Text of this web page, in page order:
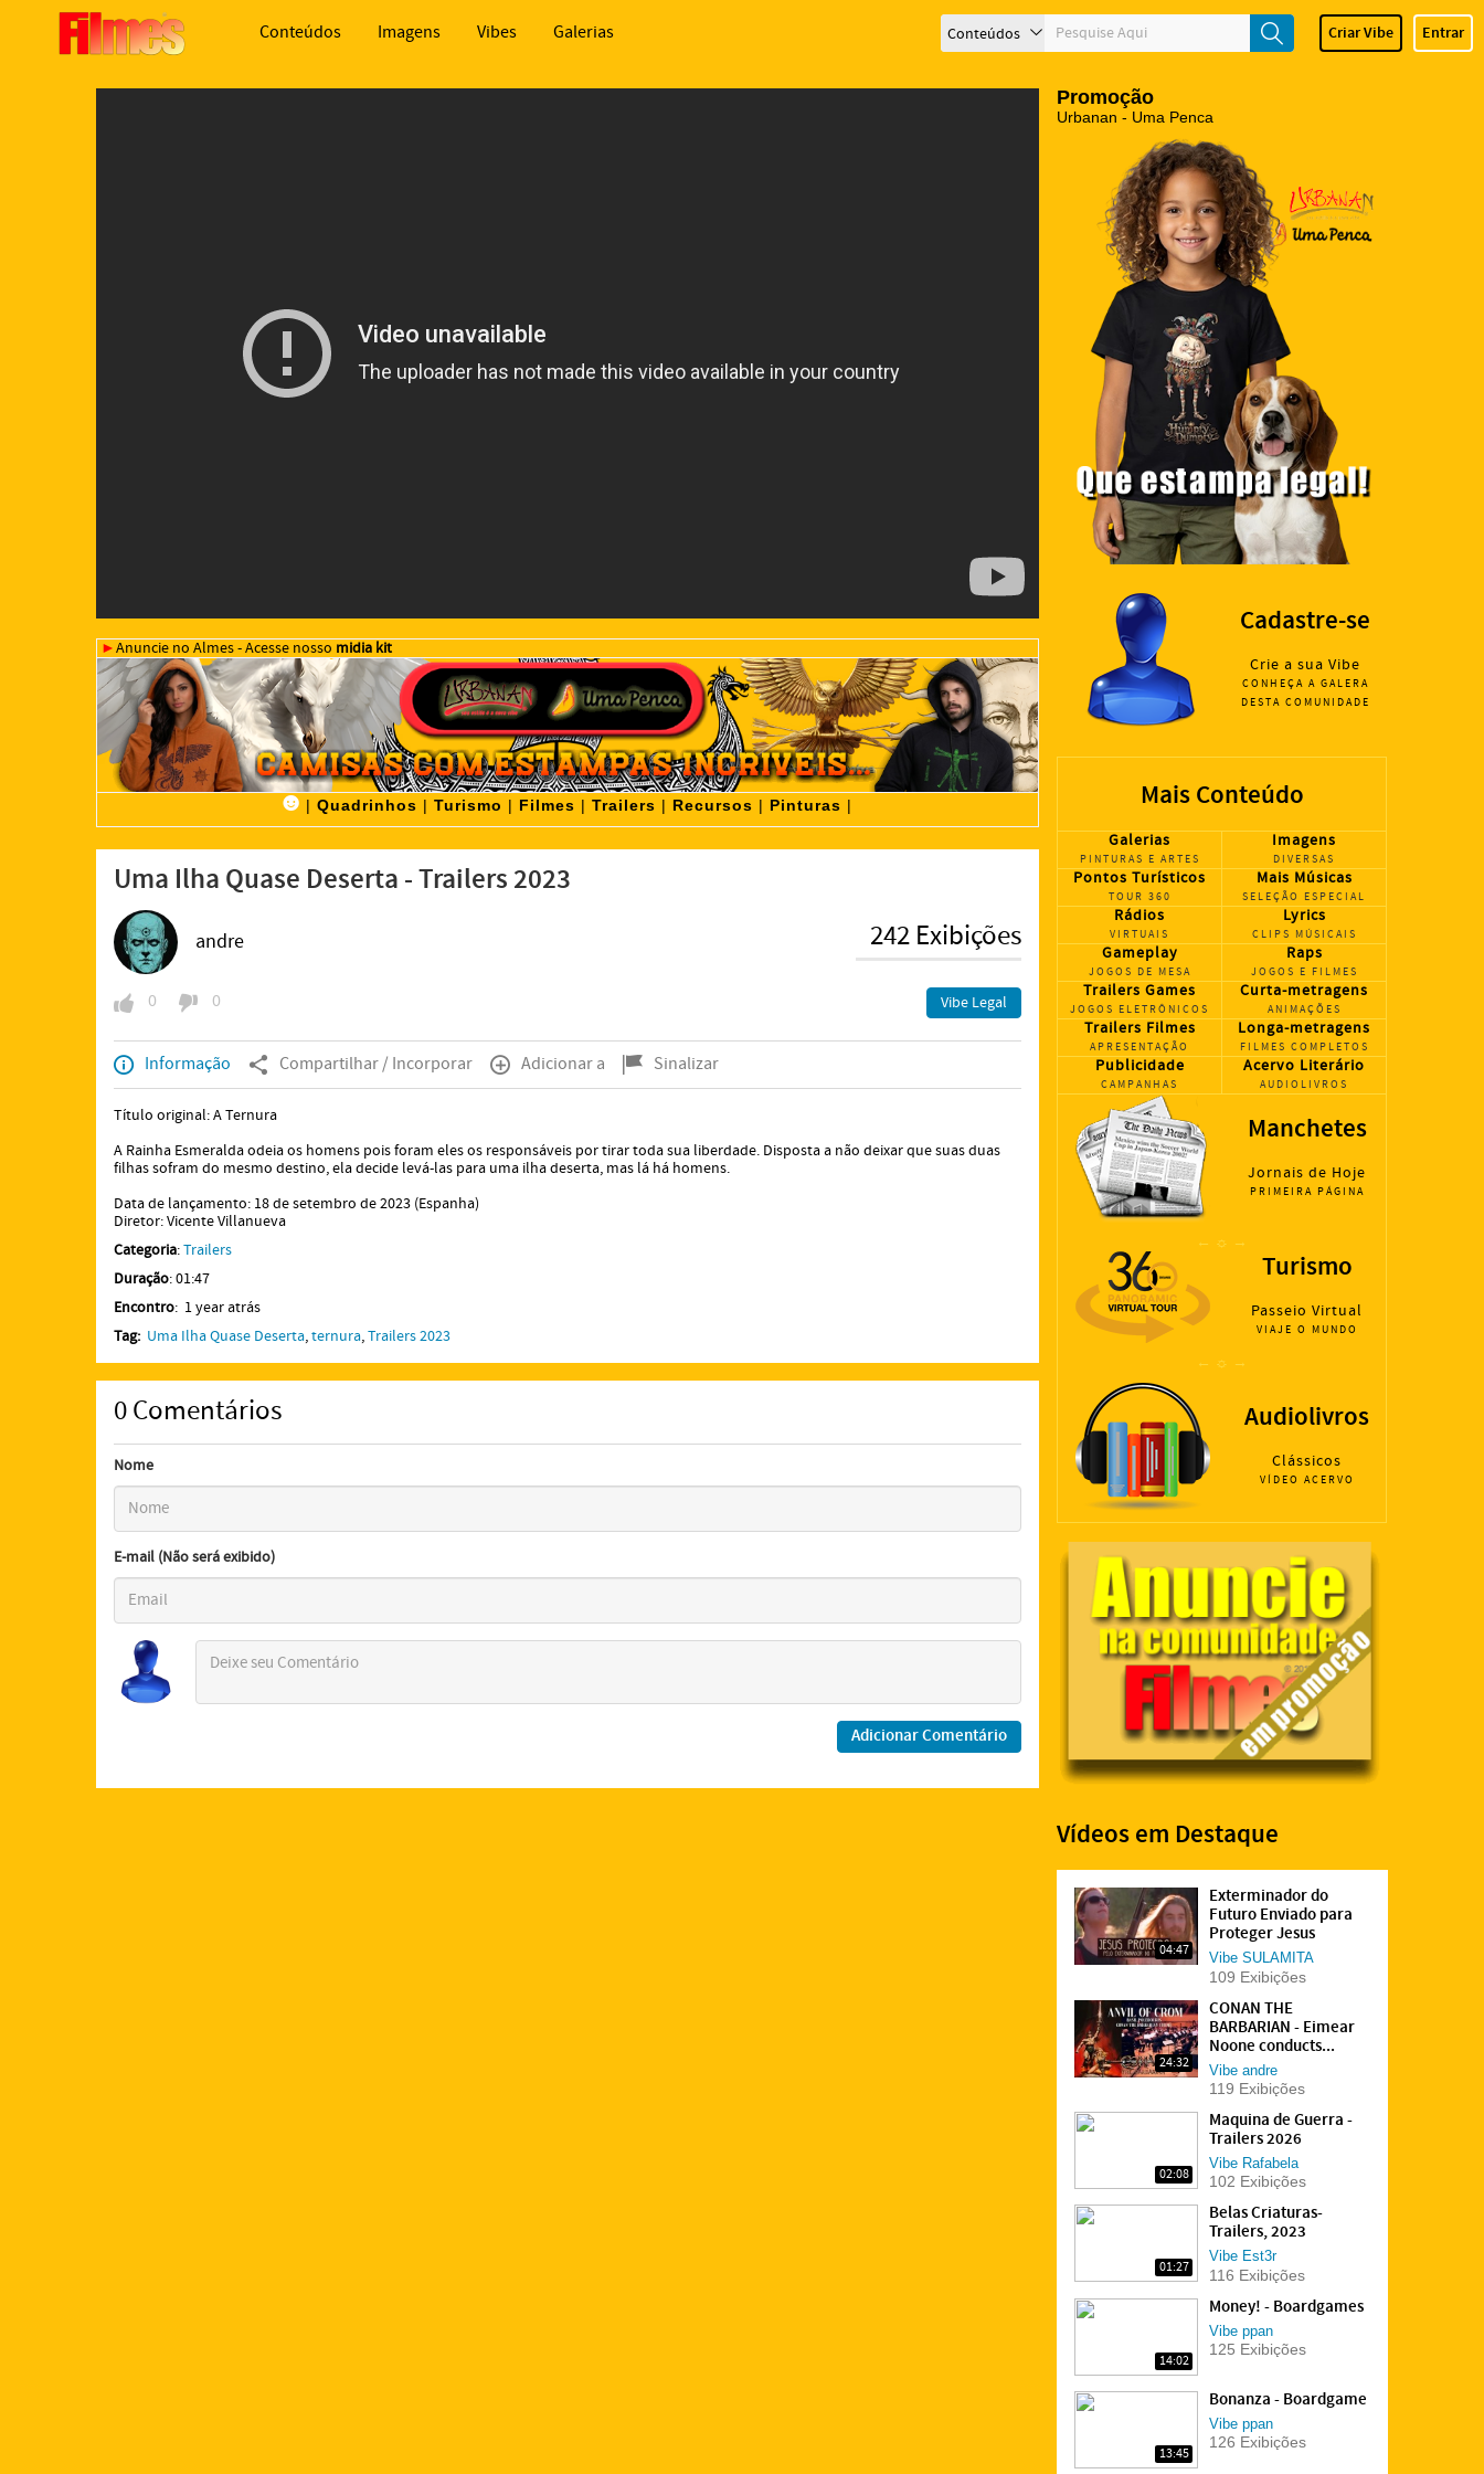
Conteúdos Imagens Vibes Galerias Conteúdos Criar Vibe Entrar
►Anuncie no Almes - Acesse nosso midia kit
☻| Quadrinhos | Turismo | Filmes | Trailers | Recursos | Pinturas |
Uma Ilha Quase Deserta - Trailers 2023
andre 242 Exibições
0 0 Vibe Legal
Informação Compartilhar / Incorporar Adicionar a Sinalizar
Título original: A Ternura
A Rainha Esmeralda odeia os homens pois foram eles os responsáveis por tirar toda sua liberdade. Disposta a não deixar que suas duas
filhas sofram do mesmo destino, ela decide levá-las para uma ilha deserta, mas lá há homens.
Data de lançamento: 18 de setembro de 2023 (Espanha)
Diretor: Vicente Villanueva
Categoria:Trailers
Duração: 01:47
Encontro: 1 year atrás
Tag: Uma Ilha Quase Deserta,ternura,Trailers 2023
0Comentários
Nome
E-mail (Não será exibido)
Promoção
Urbanan - Uma Penca
Cadastre-se
Crie a sua Vibe
CONHEÇA A GALERA
DESTA COMUNIDADE
Mais Conteúdo
Galerias
PINTURAS E ARTES
Imagens
DIVERSAS
Pontos Turísticos
TOUR 360
Mais Músicas
SELEÇÃO ESPECIAL
Rádios
VIRTUAIS
Lyrics
CLIPS MÚSICAIS
Gameplay
JOGOS DE MESA
Raps
JOGOS E FILMES
Trailers Games
JOGOS ELETRÔNICOS
Curta-metragens
ANIMAÇÕES
Trailers Filmes
APRESENTAÇÃO
Longa-metragens
FILMES COMPLETOS
Publicidade
CAMPANHAS
Acervo Literário
AUDIOLIVROS
Manchetes
Jornais de Hoje
PRIMEIRA PÁGINA
← ☼ →
Turismo
Passeio Virtual
VIAJE O MUNDO
← ☼ →
Audiolivros
Clássicos
VÍDEO ACERVO
Vídeos em Destaque
04:47
Exterminador do
Futuro Enviado para
Proteger Jesus
VibeSULAMITA
109 Exibições
24:32
CONAN THE
BARBARIAN - Eimear
Noone conducts...
Vibeandre
119 Exibições
02:08
Maquina de Guerra -
Trailers 2026
Vibe Rafabela
102 Exibições
01:27
Belas Criaturas-
Trailers, 2023
Vibe Est3r
116 Exibições
14:02
Money! - Boardgames
Vibeppan
125 Exibições
13:45
Bonanza - Boardgame
Vibeppan
126 Exibições